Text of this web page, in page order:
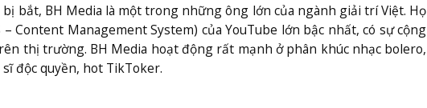
bắt, BH Media là một trong những ông lớn của ngành giải trí Việt. Họ
Content Management System) của YouTube lớn bậc nhất, có sự cộng
thị trường. BH Media hoạt động rất mạnh ở phân khúc nhạc bolero,
độc quyền, hot TikToker.